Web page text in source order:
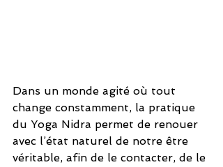
Dans un monde agité où tout
change constamment, la pratique
du Yoga Nidra permet de renouer
avec l’état naturel de notre être
véritable, afin de le contacter, de le